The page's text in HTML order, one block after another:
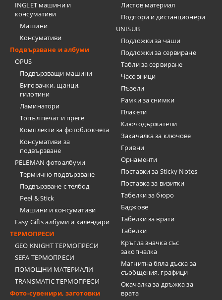
INGLET машини и
консумативи
Машини
Консумативи
Подвързване и албуми
OPUS
Подвързващи машини
Биговачки, щанци,
гилотини
Ламинатори
Топъл печат и преге
Комплекти за фотоблокчета
Консумативи за
подвързване
PELEMAN фотоалбуми
Термично подвързване
Подвързване с телбод
Peel & Stick
Машини и консумативи
Easy Gifts албуми и календари
ТЕРМОПРЕСИ
GEO KNIGHT ТЕРМОПРЕСИ
SEFA ТЕРМОПРЕСИ
ПОМОЩНИ МАТЕРИАЛИ
TRANSMATIC ТЕРМОПРЕСИ
Фото-сувенири, заготовки
Листов материал
Подпори и дистанционери
UNISUB
Подложки за чаши
Подложки за сервиране
Табли за сервиране
Часовници
Пъзели
Рамки за снимки
Плакети
Ключодържатели
Закачалка за ключове
Гривни
Орнаменти
Поставки за Sticky Notes
Поставка за визитки
Tабелки за бюро
Баджове
Табелки за врати
Табелки
Кръгла значка със
закопчалка
Магнитна бяла дъска за
съобщения, графици
Окачалка за дръжка за
врата